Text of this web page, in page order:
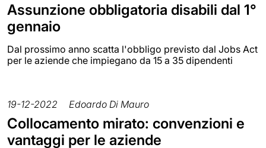
Assunzione obbligatoria disabili dal 1°
gennaio
Dal prossimo anno scatta l'obbligo previsto dal Jobs Act
per le aziende che impiegano da 15 a 35 dipendenti
19-12-2022 Edoardo Di Mauro
Collocamento mirato: convenzioni e
vantaggi per le aziende